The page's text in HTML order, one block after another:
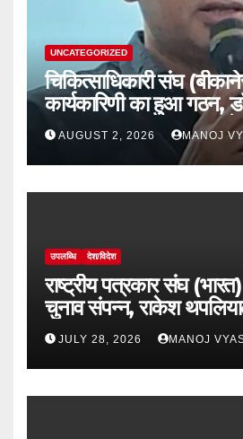
UNCATEGORIZED
चिकित्साधिकारी संघ
कार्यकारिणी का हुआ गठन,
अध्यक्ष व डॉ सुधांशु व्यास बने
AUGUST 2, 2026 MANOJ
उपलब्धि देश/विदेश
राष्ट्रीय पत्रकार संघ (भारत)
चुनाव संपन्न, राकेश
अध्यक्ष
JULY 28, 2026 MANOJ